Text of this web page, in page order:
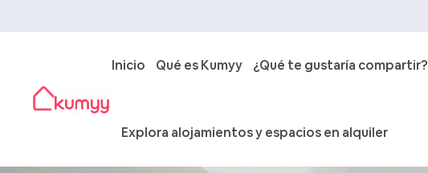
Inicio Qué es Kumyy ¿Qué te gustaría compartir?
Explora alojamientos y espacios en alquiler